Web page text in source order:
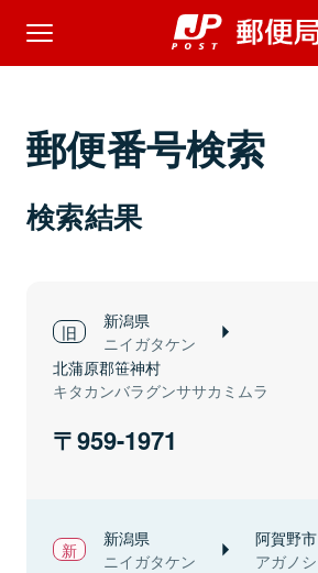
郵便番号検索
検索結果
新潟県
ニイガタケン
北蒲原郡笹神村
キタカンバラグンササカミムラ
959-1971
新潟県
ニイガタケン
阿賀野市
アガノシ